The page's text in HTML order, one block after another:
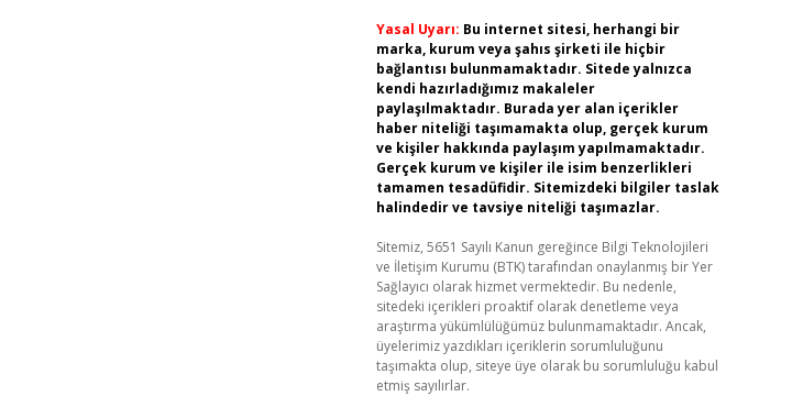
Yasal Uyarı: Bu internet sitesi, herhangi bir
marka, kurum veya şahıs şirketi ile hiçbir
bağlantısı bulunmamaktadır. Sitede yalnızca
kendi hazırladığımız makaleler
paylaşılmaktadır. Burada yer alan içerikler
haber niteliği taşımamakta olup, gerçek kurum
ve kişiler hakkında paylaşım yapılmamaktadır.
Gerçek kurum ve kişiler ile isim benzerlikleri
tamamen tesadüfidir. Sitemizdeki bilgiler taslak
halindedir ve tavsiye niteliği taşımazlar.
Sitemiz, 5651 Sayılı Kanun gereğince Bilgi Teknolojileri
ve İletişim Kurumu (BTK) tarafından onaylanmış bir Yer
Sağlayıcı olarak hizmet vermektedir. Bu nedenle,
sitedeki içerikleri proaktif olarak denetleme veya
araştırma yükümlülüğümüz bulunmamaktadır. Ancak,
üyelerimiz yazdıkları içeriklerin sorumluluğunu
taşımakta olup, siteye üye olarak bu sorumluluğu kabul
etmiş sayılırlar.